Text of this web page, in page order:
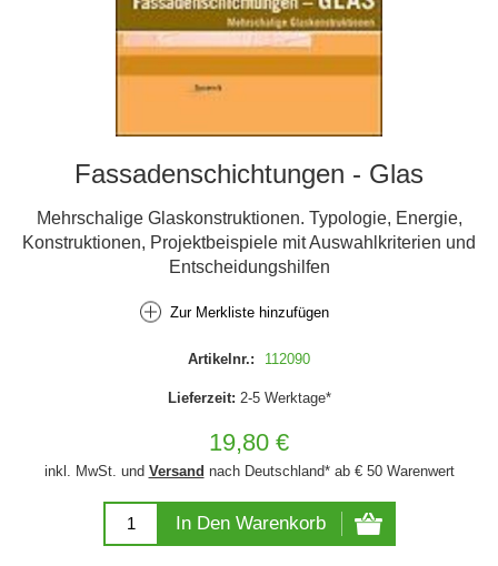
Fassadenschichtungen - Glas
Mehrschalige Glaskonstruktionen. Typologie, Energie,
Konstruktionen, Projektbeispiele mit Auswahlkriterien und
Entscheidungshilfen
Zur Merkliste hinzufügen
Artikelnr.: 112090
Lieferzeit: 2-5 Werktage*
19,80 €
inkl. MwSt. und Versand nach Deutschland* ab € 50 Warenwert
In Den Warenkorb